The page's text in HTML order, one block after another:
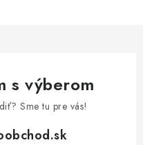
s výberom
Sme tu pre vás!